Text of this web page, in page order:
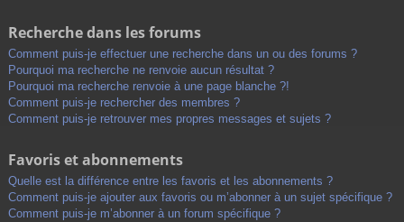
Recherche dans les forums
Comment puis-je effectuer une recherche dans un ou des forums ?
Pourquoi ma recherche ne renvoie aucun résultat ?
Pourquoi ma recherche renvoie à une page blanche ?!
Comment puis-je rechercher des membres ?
Comment puis-je retrouver mes propres messages et sujets ?
Favoris et abonnements
Quelle est la différence entre les favoris et les abonnements ?
Comment puis-je ajouter aux favoris ou m’abonner à un sujet spécifique ?
Comment puis-je m’abonner à un forum spécifique ?